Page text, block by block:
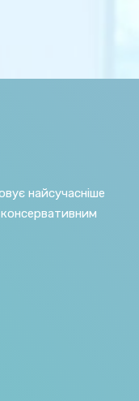
найсучасніше